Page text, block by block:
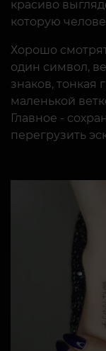
красиво
которую
Хорошо
один символ,
знаков, тонкая
маленькой
Главное -
перегрузить